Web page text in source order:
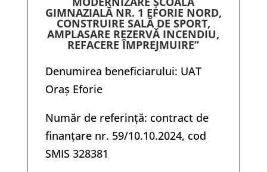
GIMNAZIALĂ NR. 1 EFORIE NORD,
CONSTRUIRE SALĂ DE SPORT,
AMPLASARE REZERVĂ INCENDIU,
REFACERE ÎMPREJMUIRE”
Denumirea beneficiarului: UAT
Oraș Eforie
Număr de referință: contract de
finanțare nr. 59/10.10.2024, cod
SMIS 328381